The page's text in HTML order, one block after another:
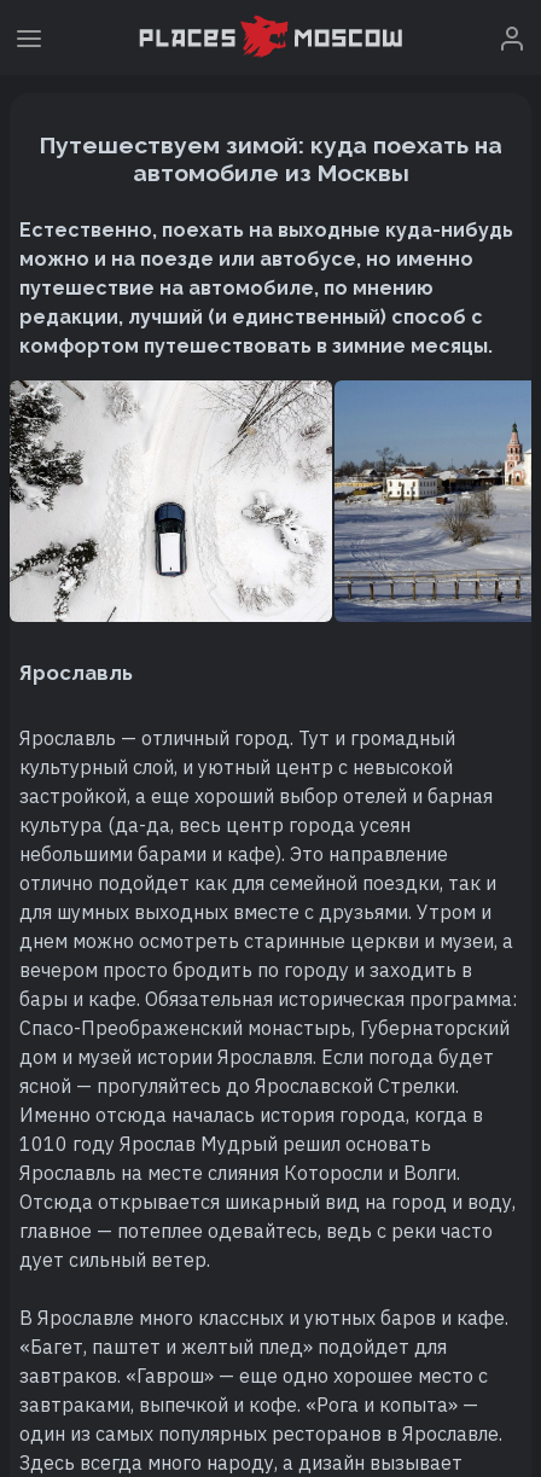
Путешествуем зимой: куда поехать на
автомобиле из Москвы
Естественно, поехать на выходные куда-нибудь
можно и на поезде или автобусе, но именно
путешествие на автомобиле, по мнению
редакции, лучший (и единственный) способ с
комфортом путешествовать в зимние месяцы.
Ярославль
Ярославль — отличный город. Тут и громадный
культурный слой, и уютный центр с невысокой
застройкой, а еще хороший выбор отелей и барная
культура (да-да, весь центр города усеян
небольшими барами и кафе). Это направление
отлично подойдет как для семейной поездки, так и
для шумных выходных вместе с друзьями. Утром и
днем можно осмотреть старинные церкви и музеи, а
вечером просто бродить по городу и заходить в
бары и кафе. Обязательная историческая программа:
Спасо-Преображенский монастырь, Губернаторский
дом и музей истории Ярославля. Если погода будет
ясной — прогуляйтесь до Ярославской Стрелки.
Именно отсюда началась история города, когда в
1010 году Ярослав Мудрый решил основать
Ярославль на месте слияния Которосли и Волги.
Отсюда открывается шикарный вид на город и воду,
главное — потеплее одевайтесь, ведь с реки часто
дует сильный ветер.
В Ярославле много классных и уютных баров и кафе.
«Багет, паштет и желтый плед» подойдет для
завтраков. «Гаврош» — еще одно хорошее место с
завтраками, выпечкой и кофе. «Рога и копыта» —
один из самых популярных ресторанов в Ярославле.
Здесь всегда много народу, а дизайн вызывает